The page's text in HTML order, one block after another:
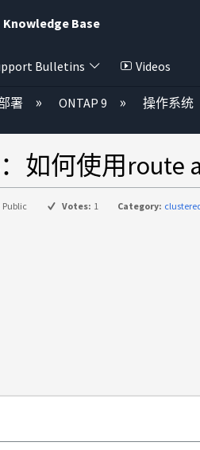
Knowledge Base
Bulletins Videos
层次
署 ONTAP 9 操作系统
：如何使用
Public Votes: 1 Category: